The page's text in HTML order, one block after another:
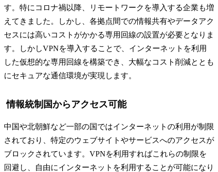
す。特にコロナ禍以降、リモートワークを導入する企業も増
えてきました。しかし、各拠点間での情報共有やデータアク
セスには高いコストがかかる専用回線の設置が必要となりま
す。しかしVPNを導入することで、インターネットを利用
した仮想的な専用回線を構築でき、大幅なコスト削減ととも
にセキュアな通信環境が実現します。
情報統制国からアクセス可能
中国や北朝鮮など一部の国ではインターネットの利用が制限
されており、特定のウェブサイトやサービスへのアクセスが
ブロックされています。VPNを利用すればこれらの制限を
回避し、自由にインターネットを利用することが可能になり